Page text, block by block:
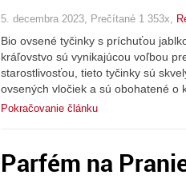
5. decembra 2023, Prečítané 1 353x,
Bio ovsené tyčinky s príchuťou
kráľovstvo sú vynikajúcou voľbou
starostlivosťou, tieto tyčinky sú
ovsených vločiek a sú obohatené
Pokračovanie článku
Parfém na